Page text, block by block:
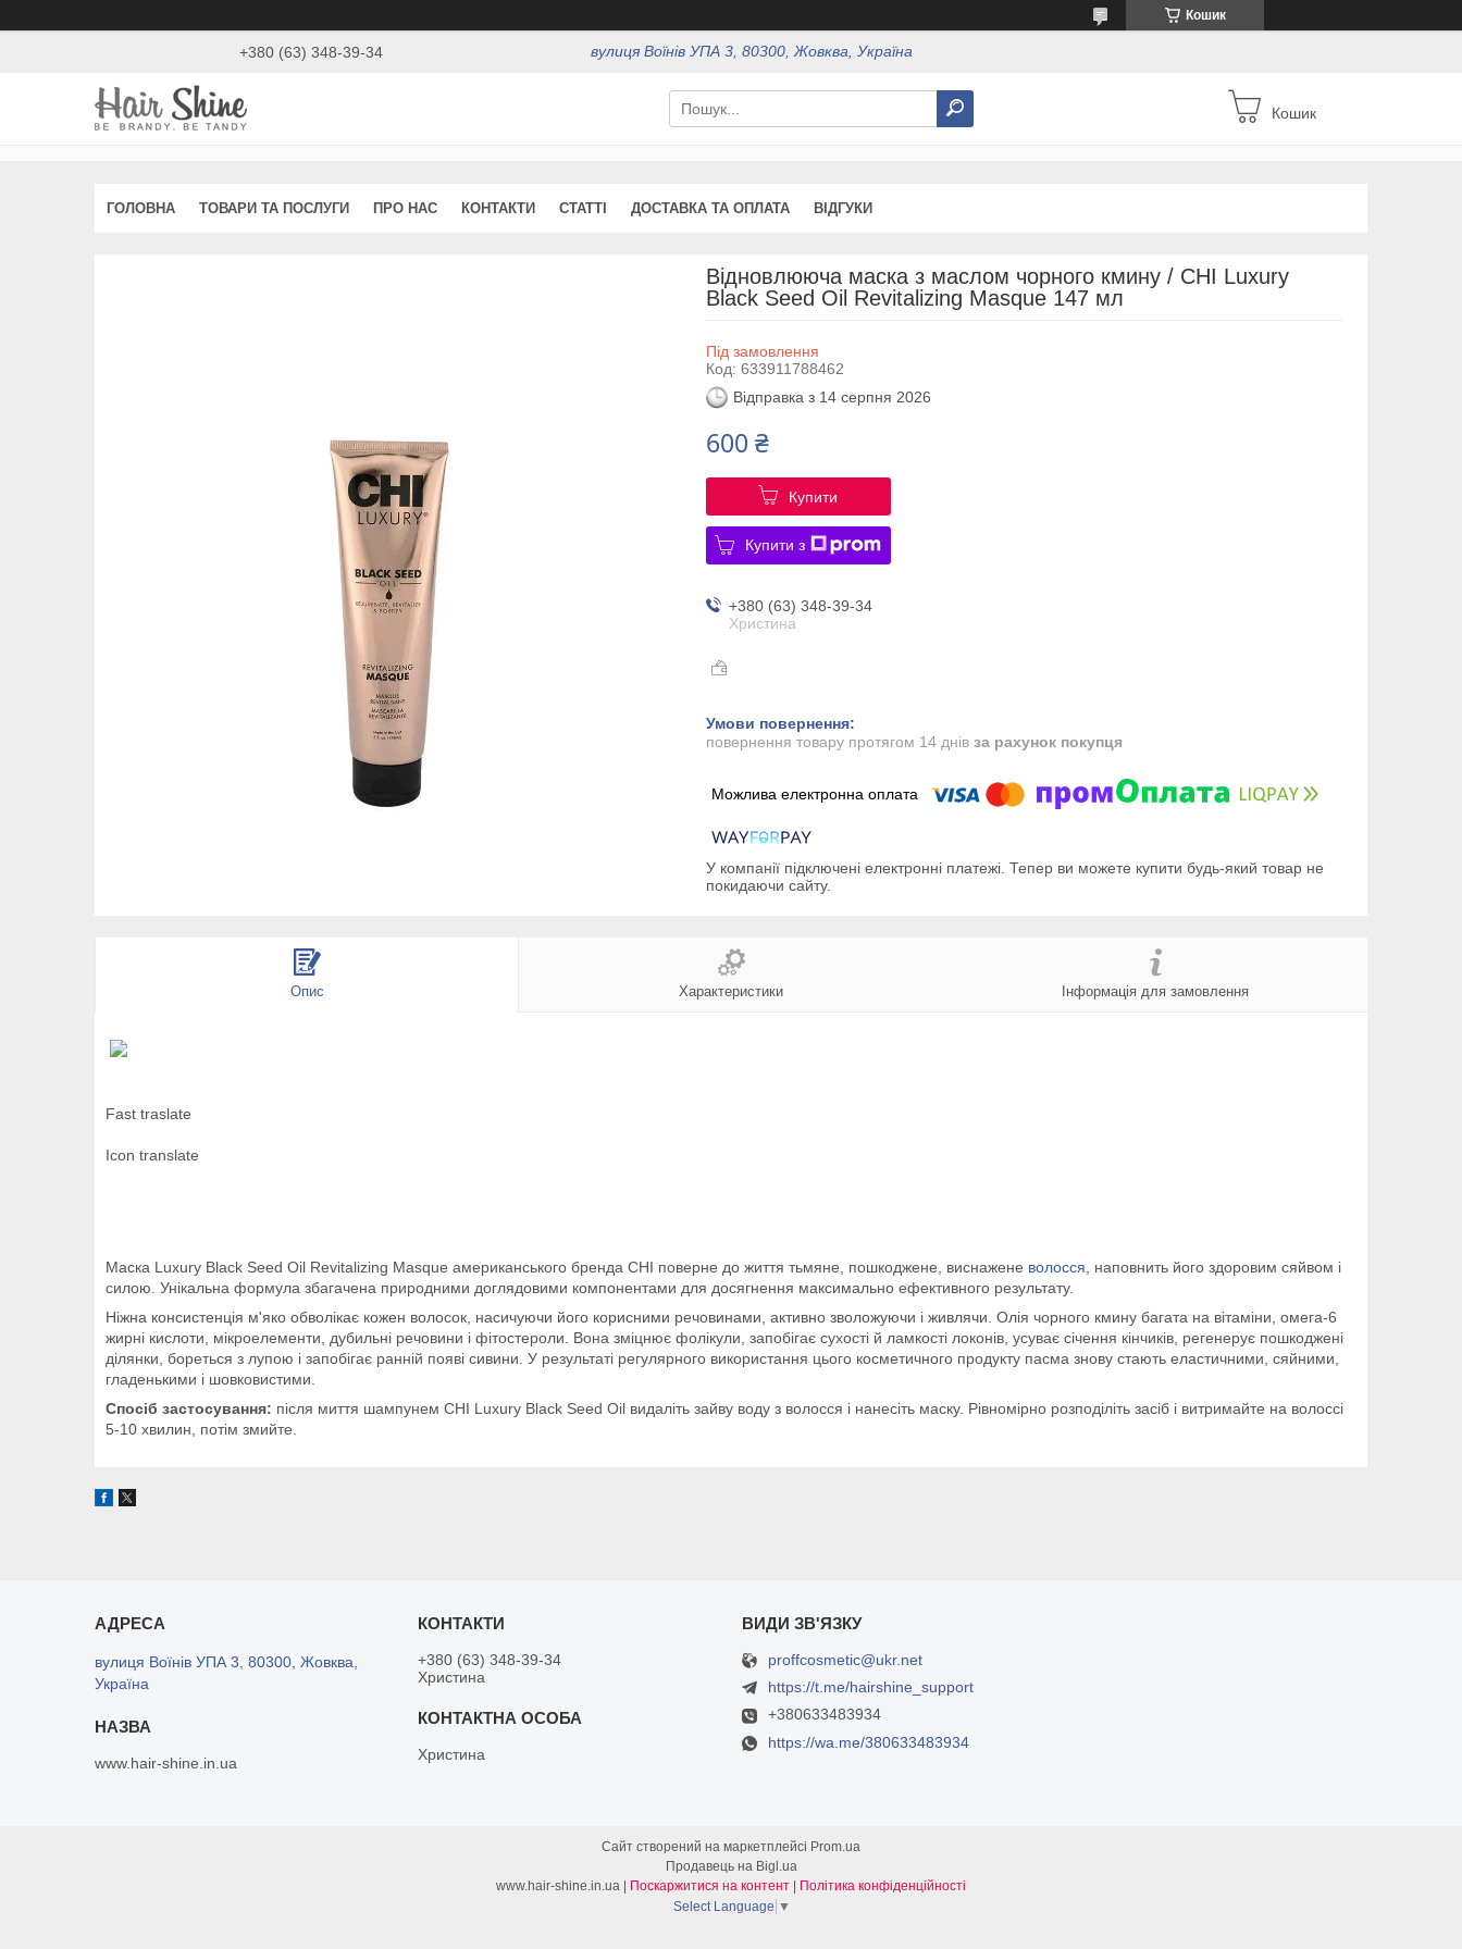
Кошик
+380 (63) 348-39-34 вулиця Воїнів УПА 3, 80300, Жовква, Україна
Кошик
ГОЛОВНА ТОВАРИ ТА ПОСЛУГИ ПРО НАС КОНТАКТИ СТАТТІ ДОСТАВКА ТА ОПЛАТА ВІДГУКИ
Відновлююча маска з маслом чорного кмину / CHI Luxury
Black Seed Oil Revitalizing Masque 147 мл
Під замовлення
Код: 633911788462
Відправка з 14 серпня 2026
600 ₴
Купити
Купити з
+380 (63) 348-39-34
Христина
повернення товару протягом 14 днів за рахунок покупця
У компанії підключені електронні платежі. Тепер ви можете купити будь-який товар не
покидаючи сайту.
Опис Характеристики Інформація для замовлення
Fast traslate
Icon translate
Маска Luxury Black Seed Oil Revitalizing Masque американського бренда CHI поверне до життя тьмяне, пошкоджене, виснажене волосся, наповнить його здоровим сяйвом і
силою. Унікальна формула збагачена природними доглядовими компонентами для досягнення максимально ефективного результату.
Ніжна консистенція м'яко обволікає кожен волосок, насичуючи його корисними речовинами, активно зволожуючи і живлячи. Олія чорного кмину багата на вітаміни, омега-6
жирні кислоти, мікроелементи, дубильні речовини і фітостероли. Вона зміцнює фолікули, запобігає сухості й ламкості локонів, усуває січення кінчиків, регенерує пошкоджені
ділянки, бореться з лупою і запобігає ранній появі сивини. У результаті регулярного використання цього косметичного продукту пасма знову стають еластичними, сяйними,
гладенькими і шовковистими.
Спосіб застосування: після миття шампунем CHI Luxury Black Seed Oil видаліть зайву воду з волосся і нанесіть маску. Рівномірно розподіліть засіб і витримайте на волоссі
5-10 хвилин, потім змийте.
вулиця Воїнів УПА 3, 80300, Жовква,
Україна
www.hair-shine.in.ua
+380 (63) 348-39-34
Христина
Христина
proffcosmetic@ukr.net
https://t.me/hairshine_support
+380633483934
https://wa.me/380633483934
Сайт створений на маркетплейсі Prom.ua
Продавець на Bigl.ua
Поскаржитися на контент
Політика конфіденційності
Select Language ▼